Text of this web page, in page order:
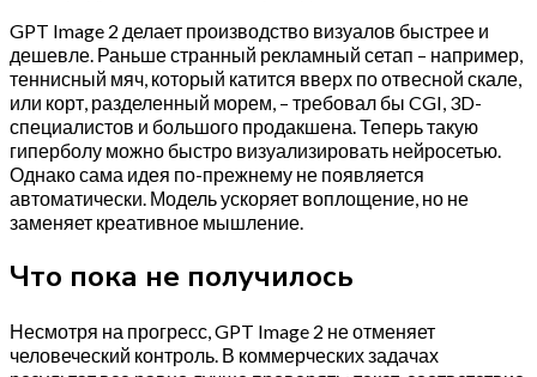
GPT Image 2 делает производство визуалов быстрее и
дешевле. Раньше странный рекламный сетап – например,
теннисный мяч, который катится вверх по отвесной скале,
или корт, разделенный морем, – требовал бы CGI, 3D-
специалистов и большого продакшена. Теперь такую
гиперболу можно быстро визуализировать нейросетью.
Однако сама идея по-прежнему не появляется
автоматически. Модель ускоряет воплощение, но не
заменяет креативное мышление.
Что пока не получилось
Несмотря на прогресс, GPT Image 2 не отменяет
человеческий контроль. В коммерческих задачах